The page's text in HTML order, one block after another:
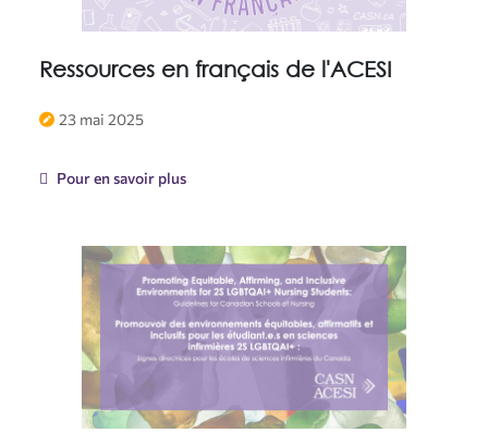
Ressources en français de l'ACESI
23 mai 2025
Pour en savoir plus